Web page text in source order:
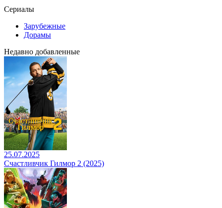
Сериалы
Зарубежные
Дорамы
Недавно добавленные
25.07.2025
Счастливчик Гилмор 2 (2025)